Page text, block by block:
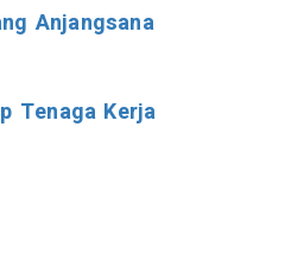
Anjangsana
Tenaga Kerja